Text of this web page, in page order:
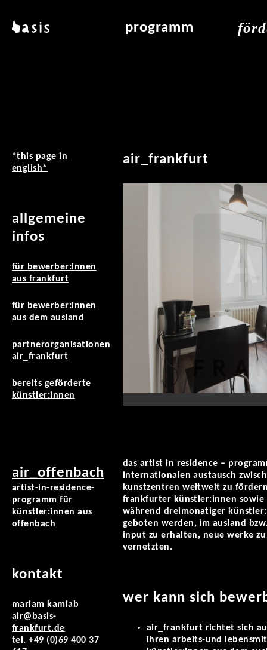
basis programm
*this page in
english*
allgemeine
infos
für bewerber:innen
aus frankfurt
für bewerber:innen
aus dem ausland
partnerorganisationen
air_frankfurt
bereits geförderte
künstler:innen
air_offenbach
artist-in-residence-
programm für
künstler:innen aus
offenbach
kontakt
mariam kamiab
air@basis-
frankfurt.de
tel. +49 (0)69 400 37
air_frankfurt
das artist in residence –
internationalen austausch
kunstzentren weltweit zu
frankfurter künstler:innen sowie
während dreimonatiger
geboten werden, im ausland
input zu erhalten, neue werke
vernetzten.
wer kann sich
air_frankfurt richtet sich
ihren arbeits-und